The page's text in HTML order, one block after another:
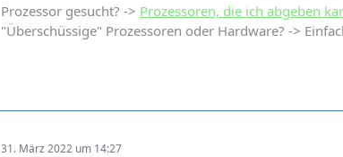
Prozessor gesucht? -> Prozessoren, die ich abgeben
"Überschüssige" Prozessoren oder Hardware? ->
31. März 2022 um 14:27